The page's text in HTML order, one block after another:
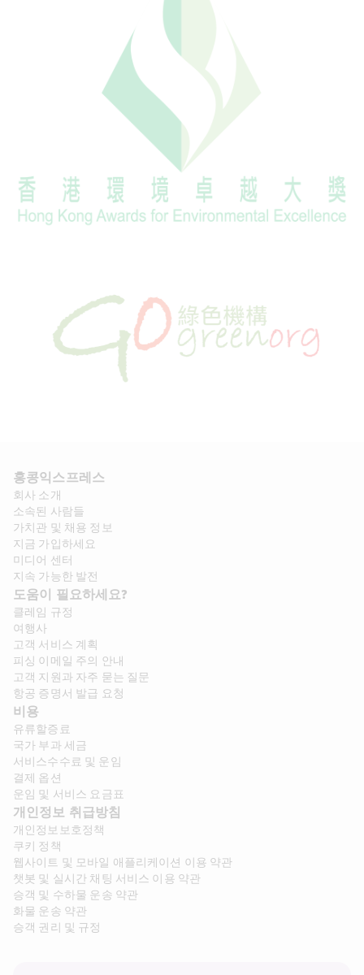
홍콩익스프레스​
회사 소개​
소속된 사람들
가치관 및 채용 정보​
지금 가입하세요
미디어 센터
지속 가능한 발전
도움이 필요하세요?
클레임 규정
여행사
고객 서비스 계획
피싱 이메일 주의 안내
고객 지원과 자주 묻는 질문
항공 증명서 발급 요청
비용
유류할증료
국가 부과 세금
서비스수수료 및 운임
결제 옵션
운임 및 서비스 요금표
개인정보 취급방침
개인정보보호정책
쿠키 정책
웹사이트 및 모바일 애플리케이션 이용 약관
챗봇 및 실시간 채팅 서비스 이용 약관
승객 및 수하물 운송 약관
화물 운송 약관
승객 권리 및 규정